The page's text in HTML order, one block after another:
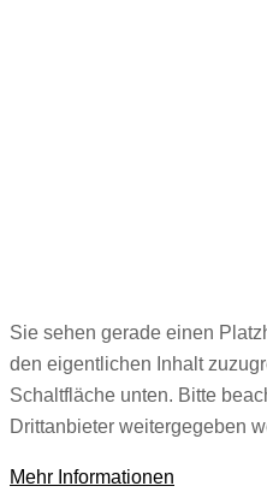
Sie sehen gerade einen
den eigentlichen Inhalt
Schaltfläche unten. Bitte
Drittanbieter weitergegeben
Mehr Informationen